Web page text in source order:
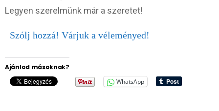
Legyen szerelmünk már a szeretet!
Szólj hozzá! Várjuk a véleményed!
Ajánlod másoknak?
WhatsApp